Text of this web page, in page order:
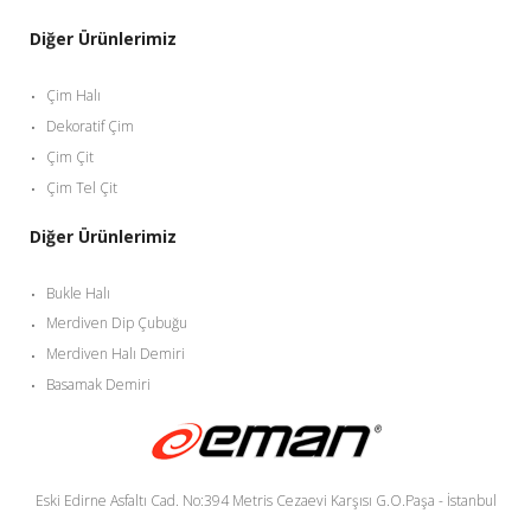
Diğer Ürünlerimiz
Çim Halı
Dekoratif Çim
Çim Çit
Çim Tel Çit
Diğer Ürünlerimiz
Bukle Halı
Merdiven Dip Çubuğu
Merdiven Halı Demiri
Basamak Demiri
Eski Edirne Asfaltı Cad. No:394 Metris Cezaevi Karşısı G.O.Paşa - İstanbul